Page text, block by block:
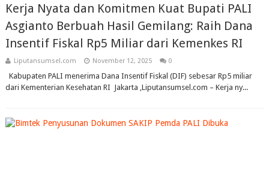
Kerja Nyata dan Komitmen Kuat Bupati PALI
Asgianto Berbuah Hasil Gemilang: Raih Dana
Insentif Fiskal Rp5 Miliar dari Kemenkes RI
Liputansumsel.com November 12, 2025 0
Kabupaten PALI menerima Dana Insentif Fiskal (DIF) sebesar Rp5 miliar
dari Kementerian Kesehatan RI Jakarta ,Liputansumsel.com – Kerja ny...